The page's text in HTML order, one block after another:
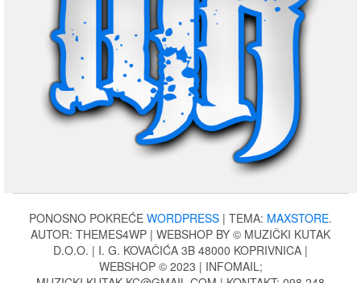
PONOSNO POKREĆE WORDPRESS | TEMA: MAXSTORE.
AUTOR: THEMES4WP | WEBSHOP BY © MUZIČKI KUTAK
D.O.O. | I. G. KOVAČIĆA 3B 48000 KOPRIVNICA |
WEBSHOP © 2023 | INFOMAIL;